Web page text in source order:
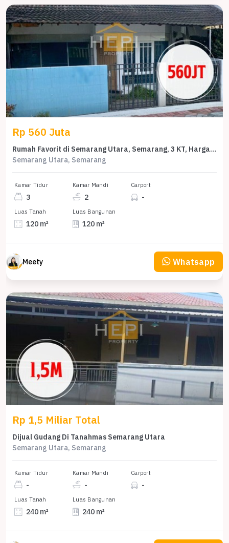
Rp 560 Juta
Rumah Favorit di Semarang Utara, Semarang, 3 KT, Harga 560 Juta
Semarang Utara, Semarang
Kamar Tidur
3
Kamar Mandi
2
Carport
-
Luas Tanah
120 m²
Luas Bangunan
120 m²
Meety Whatsapp
Rp 1,5 Miliar Total
Dijual Gudang Di Tanahmas Semarang Utara
Semarang Utara, Semarang
Kamar Tidur
-
Kamar Mandi
-
Carport
-
Luas Tanah
240 m²
Luas Bangunan
240 m²